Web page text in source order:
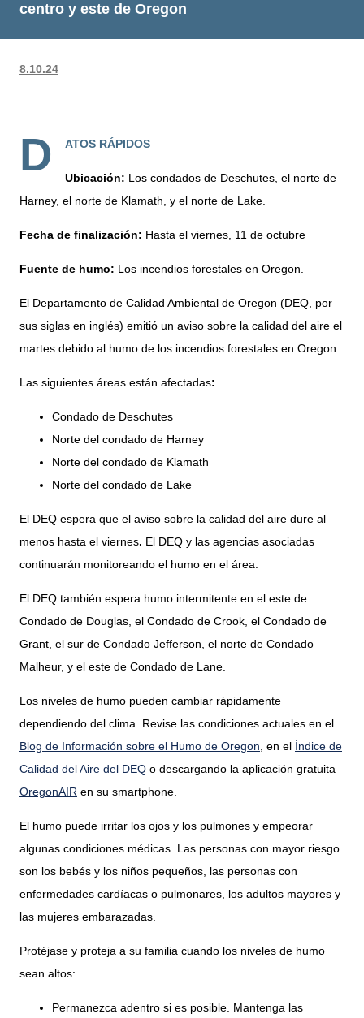
centro y este de Oregon
8.10.24
D ATOS RÁPIDOS
Ubicación: Los condados de Deschutes, el norte de
Harney, el norte de Klamath, y el norte de Lake.
Fecha de finalización: Hasta el viernes, 11 de octubre
Fuente de humo: Los incendios forestales en Oregon.
El Departamento de Calidad Ambiental de Oregon (DEQ, por
sus siglas en inglés) emitió un aviso sobre la calidad del aire el
martes debido al humo de los incendios forestales en Oregon.
Las siguientes áreas están afectadas:
Condado de Deschutes
Norte del condado de Harney
Norte del condado de Klamath
Norte del condado de Lake
El DEQ espera que el aviso sobre la calidad del aire dure al
menos hasta el viernes. El DEQ y las agencias asociadas
continuarán monitoreando el humo en el área.
El DEQ también espera humo intermitente en el este de
Condado de Douglas , el Condado de Crook, el Condado de
Grant, el sur de Condado Jefferson, el norte de Condado
Malheur, y el este de Condado de Lane.
Los niveles de humo pueden cambiar rápidamente
dependiendo del clima. Revise las condiciones actuales en el
Blog de Información sobre el Humo de Oregon en el Índice de
Calidad del Aire del DEQ o descargando la aplicación gratuita
OregonAIR en su smartphone.
El humo puede irritar los ojos y los pulmones y empeorar
algunas condiciones médicas. Las personas con mayor riesgo
son los bebés y los niños pequeños, las personas con
enfermedades cardíacas o pulmonares, los adultos mayores y
las mujeres embarazadas.
Protéjase y proteja a su familia cuando los niveles de humo
sean altos:
Permanezca adentro si es posible. Mantenga las